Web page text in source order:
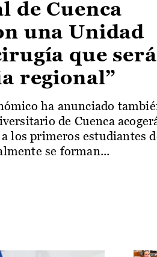
de Cuenca
una Unidad
que será
regional”
ha anunciado
de Cuenca
los primeros estudiantes
se forman...